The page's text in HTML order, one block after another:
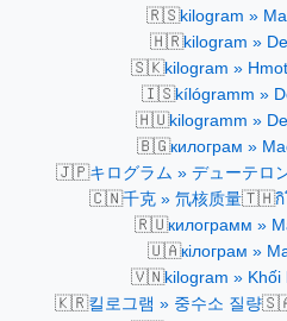
🇷🇸kilogram »
🇭🇷kilogram »
🇸🇰kilogram »
🇮🇸kílógramm »
🇭🇺kilogramm »
🇧🇬килограм »
🇯🇵キログラム » デューテロ
🇨🇳千克 » 氘核质量🇹🇭กิ
🇷🇺килограмм »
🇺🇦кілограм »
🇻🇳kilogram »
🇰🇷킬로그램 » 중수소 질량